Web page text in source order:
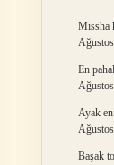
Missha
En
Ayak
Başak